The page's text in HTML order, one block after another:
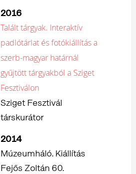
2016
Talált tárgyak. Interaktív
padlótárlat és fotókiállítás a
szerb-magyar határnál
gyűjtött tárgyakból a Sziget
Fesztiválon
Sziget Fesztivál
társkurátor
2014
Múzeumháló. Kiállítás
Fejős Zoltán 60.